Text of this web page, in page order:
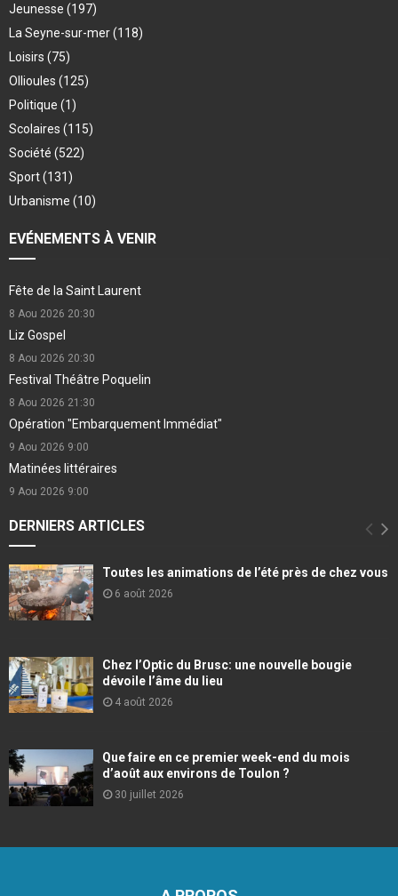
Jeunesse (197)
La Seyne-sur-mer(118)
Loisirs (75)
Ollioules (125)
Politique (1)
Scolaires (115)
Société (522)
Sport(131)
Urbanisme (10)
EVÉNEMENTS À VENIR
Fête de la Saint Laurent
8 Aou 2026 20:30
Liz Gospel
8 Aou 2026 20:30
Festival Théâtre Poquelin
8 Aou 2026 21:30
Opération "Embarquement Immédiat"
9 Aou 2026 9:00
Matinées littéraires
9 Aou 2026 9:00
DERNIERS ARTICLES
Toutes les animations de l’été près de chez vous
6 août 2026
Chez l’Optic du Brusc: une nouvelle bougie
dévoile l’âme du lieu
4 août 2026
Que faire en ce premier week-end du mois
d’août aux environs de Toulon ?
30 juillet 2026